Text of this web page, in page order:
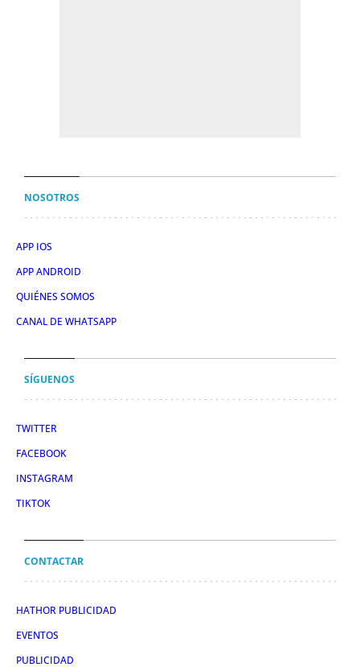
NOSOTROS
APP IOS
APP ANDROID
QUIÉNES SOMOS
CANAL DE WHATSAPP
SÍGUENOS
TWITTER
FACEBOOK
INSTAGRAM
TIKTOK
CONTACTAR
HATHOR PUBLICIDAD
EVENTOS
PUBLICIDAD